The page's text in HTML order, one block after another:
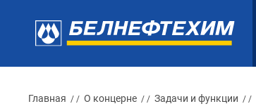
Главная / / О концерне / / Задачи и функции / /